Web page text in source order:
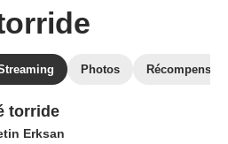
Photos Récompenses
torride
Erksan